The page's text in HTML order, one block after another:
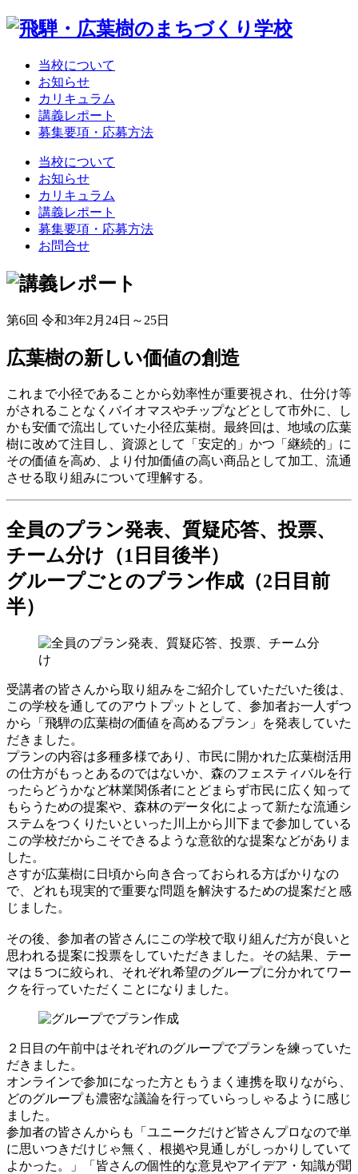
当校について
お知らせ
カリキュラム
講義レポート
募集要項・応募方法
当校について
お知らせ
カリキュラム
講義レポート
募集要項・応募方法
お問合せ
第6回 令和3年2月24日～25日
広葉樹の新しい価値の創造
これまで小径であることから効率性が重要視され、仕分け等
がされることなくバイオマスやチップなどとして市外に、し
かも安価で流出していた小径広葉樹。最終回は、地域の広葉
樹に改めて注目し、資源として「安定的」かつ「継続的」に
その価値を高め、より付加価値の高い商品として加工、流通
させる取り組みについて理解する。
全員のプラン発表、質疑応答、投票、
チーム分け（1日目後半）
グループごとのプラン作成（2日目前
半）
受講者の皆さんから取り組みをご紹介していただいた後は、
この学校を通してのアウトプットとして、参加者お一人ずつ
から「飛騨の広葉樹の価値を高めるプラン」を発表していた
だきました。
プランの内容は多種多様であり、市民に開かれた広葉樹活用
の仕方がもっとあるのではないか、森のフェスティバルを行
ったらどうかなど林業関係者にとどまらず市民に広く知って
もらうための提案や、森林のデータ化によって新たな流通シ
ステムをつくりたいといった川上から川下まで参加している
この学校だからこそできるような意欲的な提案などがありま
した。
さすが広葉樹に日頃から向き合っておられる方ばかりなの
で、どれも現実的で重要な問題を解決するための提案だと感
じました。
その後、参加者の皆さんにこの学校で取り組んだ方が良いと
思われる提案に投票をしていただきました。その結果、テー
マは５つに絞られ、それぞれ希望のグループに分かれてワー
クを行っていただくことになりました。
２日目の午前中はそれぞれのグループでプランを練っていた
だきました。
オンラインで参加になった方ともうまく連携を取りながら、
どのグループも濃密な議論を行っていらっしゃるように感じ
ました。
参加者の皆さんからも「ユニークだけど皆さんプロなので単
に思いつきだけじゃ無く、根拠や見通しがしっかりしていて
よかった。」「皆さんの個性的な意見やアイデア・知識が聞